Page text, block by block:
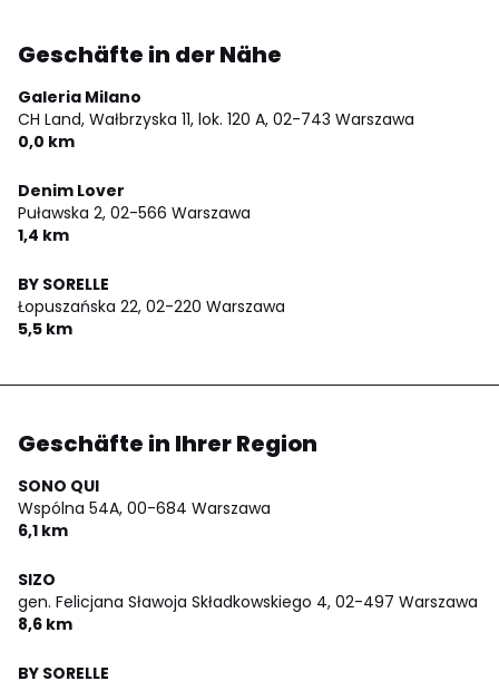
Geschäfte in der Nähe
Galeria Milano
CH Land, Wałbrzyska 11, lok. 120 A, 02-743 Warszawa
0,0 km
Denim Lover
Puławska 2, 02-566 Warszawa
1,4 km
BY SORELLE
Łopuszańska 22, 02-220 Warszawa
5,5 km
Geschäfte in Ihrer Region
SONO QUI
Wspólna 54A, 00-684 Warszawa
6,1 km
SIZO
gen. Felicjana Sławoja Składkowskiego 4, 02-497 Warszawa
8,6 km
BY SORELLE